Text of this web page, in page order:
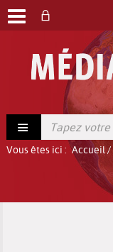
Vous êtes ici : Accueil/